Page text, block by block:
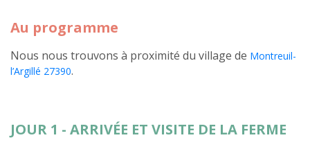
Au programme
Nous nous trouvons à proximité du village de Montreuil-
l’Argillé 27390.
JOUR 1 - ARRIVÉE ET VISITE DE LA FERME